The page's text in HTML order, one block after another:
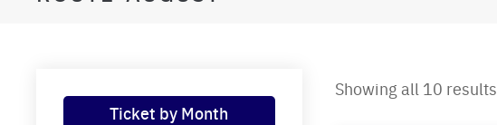
Showing all 10 results
Ticket by Month